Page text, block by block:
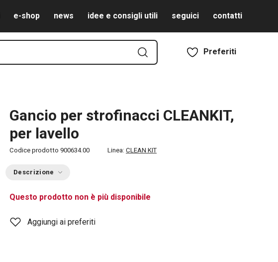
e-shop news idee e consigli utili seguici contatti
Preferiti
Gancio per strofinacci CLEANKIT,
per lavello
Codice prodotto 900634.00 Linea: CLEAN KIT
Descrizione
Questo prodotto non è più disponibile
Aggiungi ai preferiti